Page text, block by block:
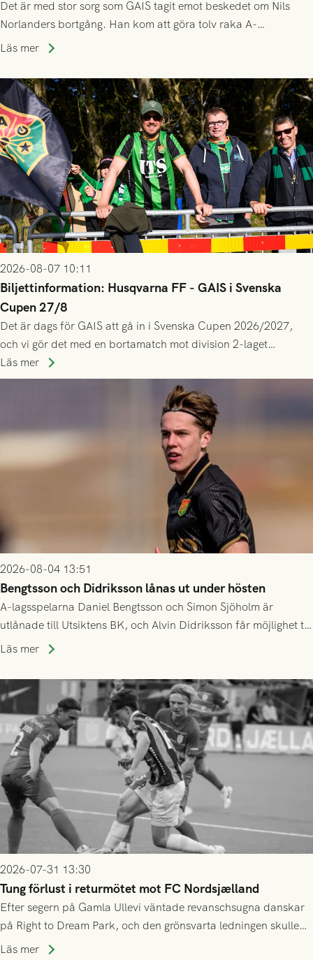
Det är med stor sorg som GAIS tagit emot beskedet om Nils
Norlanders bortgång. Han kom att göra tolv raka A-
lagssäsonger i Grönsvart och är en av få spelare som i GAIS
Läs mer
2026-08-07 10:11
Biljettinformation: Husqvarna FF - GAIS i Svenska
Cupen 27/8
Det är dags för GAIS att gå in i Svenska Cupen 2026/2027,
och vi gör det med en bortamatch mot division 2-laget
Husqvarna FF. Häng med och stötta grönsvart på plats!
Läs mer
2026-08-04 13:51
Bengtsson och Didriksson lånas ut under hösten
A-lagsspelarna Daniel Bengtsson och Simon Sjöholm är
utlånade till Utsiktens BK, och Alvin Didriksson får möjlighet till
speltid i Hestrafors genom föreningssamarbete.
Läs mer
2026-07-31 13:30
Tung förlust i returmötet mot FC Nordsjælland
Efter segern på Gamla Ullevi väntade revanschsugna danskar
på Right to Dream Park, och den grönsvarta ledningen skulle
upphöra efter mindre än kvarten spelad. På lika mark visade
Läs mer